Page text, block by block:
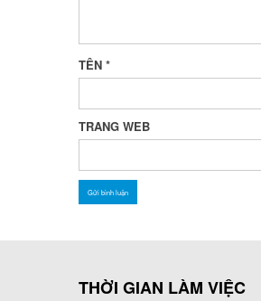
TÊN *
TRANG WEB
THỜI GIAN LÀM VIỆC